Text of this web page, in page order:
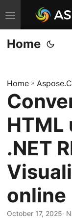
V
ä
x
n
a
i
g
e
r
n
g
Home
Home »
.NET
online
October 17, 2025·